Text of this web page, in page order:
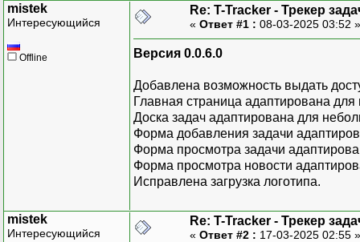
mistek
Интересующийся
Offline
Re: T-Tracker - Трекер
« Ответ #1 : 08-03-2025 03:52
Версия 0.0.6.0
Добавлена возможность выдать
Главная страница адаптирована
Доска задач адаптирована для
Форма добавления задачи
Форма просмотра задачи
Форма просмотра новости
Исправлена загрузка логотипа.
mistek
Интересующийся
Re: T-Tracker - Трекер
« Ответ #2 : 17-03-2025 02:55